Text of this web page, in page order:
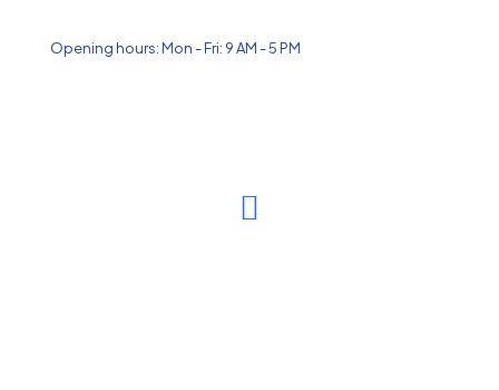
Opening hours: Mon - Fri: 9 AM - 5 PM